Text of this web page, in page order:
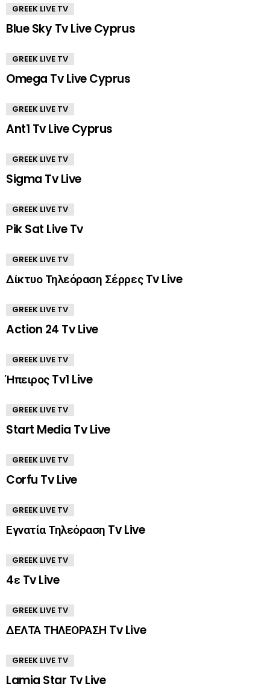
GREEK LIVE TV
Blue Sky Tv Live Cyprus
GREEK LIVE TV
Omega Tv Live Cyprus
GREEK LIVE TV
Ant1 Tv Live Cyprus
GREEK LIVE TV
Sigma Tv Live
GREEK LIVE TV
Ρik Sat Live Tv
GREEK LIVE TV
Δίκτυο Τηλεόραση Σέρρες Tv Live
GREEK LIVE TV
Action 24 Tv Live
GREEK LIVE TV
Ήπειρος Tv1 Live
GREEK LIVE TV
Start Media Tv Live
GREEK LIVE TV
Corfu Tv Live
GREEK LIVE TV
Εγνατία Τηλεόραση Tv Live
GREEK LIVE TV
4ε Tv Live
GREEK LIVE TV
ΔΕΛΤΑ ΤΗΛΕΟΡΑΣΗ Tv Live
GREEK LIVE TV
Lamia Star Tv Live